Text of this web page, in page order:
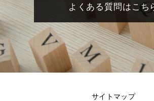
よくある質問はこち
サイトマップ